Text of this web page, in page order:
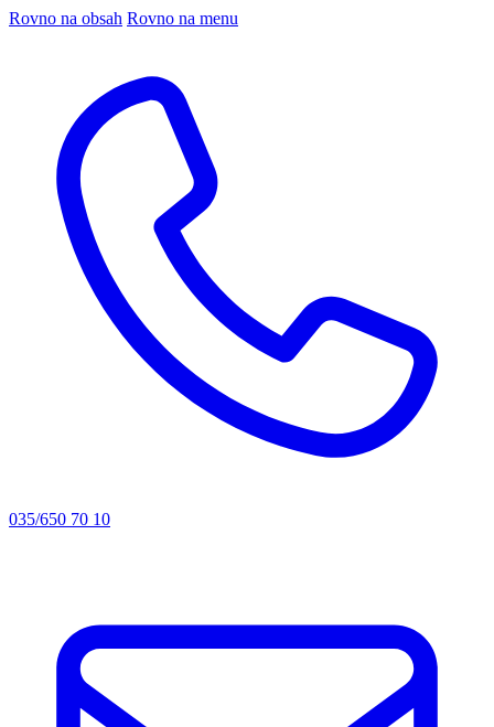
Rovno na obsah Rovno na menu
035/650 70 10